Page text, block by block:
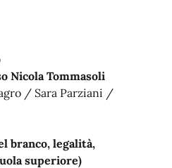
Nicola Tommasoli
/ Sara Parziani /
branco, legalità,
superiore)